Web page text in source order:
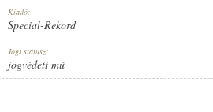
-WEINER ISTVÁN
Kiadó:
Special-Rekord
Jogi státusz:
jogvédett mű